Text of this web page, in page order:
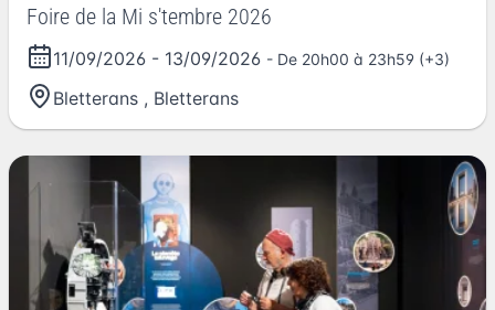
Foire de la Mi s'tembre 2026
11/09/2026 - 13/09/2026 - De 20h00 à 23h59 (+3)
Bletterans , Bletterans